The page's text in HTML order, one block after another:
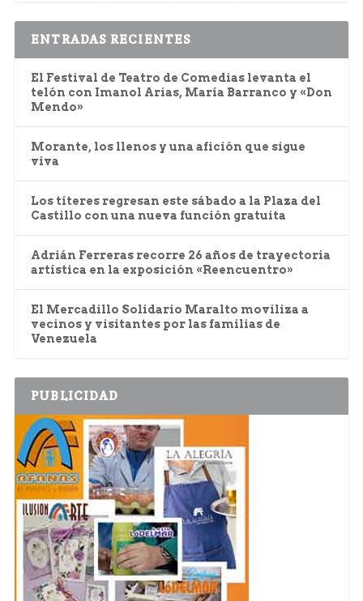
ENTRADAS RECIENTES
El Festival de Teatro de Comedias levanta el
telón con Imanol Arias, María Barranco y «Don
Mendo»
Morante, los llenos y una afición que sigue
viva
Los títeres regresan este sábado a la Plaza del
Castillo con una nueva función gratuita
Adrián Ferreras recorre 26 años de trayectoria
artística en la exposición «Reencuentro»
El Mercadillo Solidario Maralto moviliza a
vecinos y visitantes por las familias de
Venezuela
PUBLICIDAD